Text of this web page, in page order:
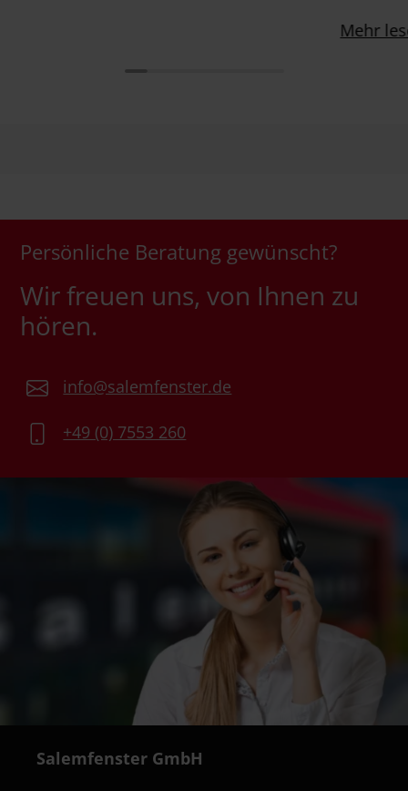
Mehr
Persönliche Beratung gewünscht?
Wir freuen uns, von Ihnen zu
hören.
info@salemfenster.de
+49 (0) 7553 260
Salemfenster GmbH